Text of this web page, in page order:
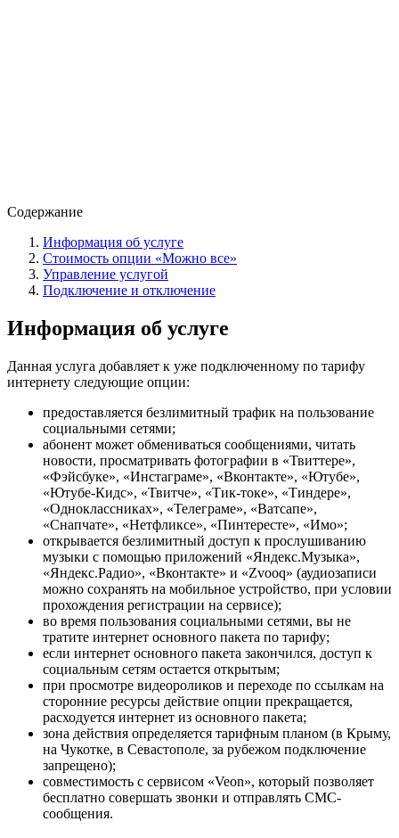
Содержание
Информация об услуге
Стоимость опции «Можно все»
Управление услугой
Подключение и отключение
Информация об услуге
Данная услуга добавляет к уже подключенному по тарифу
интернету следующие опции:
предоставляется безлимитный трафик на пользование
социальными сетями;
абонент может обмениваться сообщениями, читать
новости, просматривать фотографии в «Твиттере»,
«Фэйсбуке», «Инстаграме», «Вконтакте», «Ютубе»,
«Ютубе-Кидс», «Твитче», «Тик-токе», «Тиндере»,
«Одноклассниках», «Телеграме», «Ватсапе»,
«Снапчате», «Нетфликсе», «Пинтересте», «Имо»;
открывается безлимитный доступ к прослушиванию
музыки с помощью приложений «Яндекс.Музыка»,
«Яндекс.Радио», «Вконтакте» и «Zvooq» (аудиозаписи
можно сохранять на мобильное устройство, при условии
прохождения регистрации на сервисе);
во время пользования социальными сетями, вы не
тратите интернет основного пакета по тарифу;
если интернет основного пакета закончился, доступ к
социальным сетям остается открытым;
при просмотре видеороликов и переходе по ссылкам на
сторонние ресурсы действие опции прекращается,
расходуется интернет из основного пакета;
зона действия определяется тарифным планом (в Крыму,
на Чукотке, в Севастополе, за рубежом подключение
запрещено);
совместимость с сервисом «Veon», который позволяет
бесплатно совершать звонки и отправлять СМС-
сообщения.